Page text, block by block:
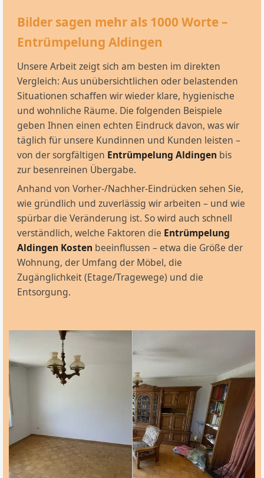
Bilder sagen mehr als 1000 Worte –
Entrümpelung Aldingen
Unsere Arbeit zeigt sich am besten im direkten
Vergleich: Aus unübersichtlichen oder belastenden
Situationen schaffen wir wieder klare, hygienische
und wohnliche Räume. Die folgenden Beispiele
geben Ihnen einen echten Eindruck davon, was wir
täglich für unsere Kundinnen und Kunden leisten –
von der sorgfältigen Entrümpelung Aldingen bis
zur besenreinen Übergabe.
Anhand von Vorher-/Nachher-Eindrücken sehen Sie,
wie gründlich und zuverlässig wir arbeiten – und wie
spürbar die Veränderung ist. So wird auch schnell
verständlich, welche Faktoren die Entrümpelung
Aldingen Kosten beeinflussen – etwa die Größe der
Wohnung, der Umfang der Möbel, die
Zugänglichkeit (Etage/Tragewege) und die
Entsorgung.